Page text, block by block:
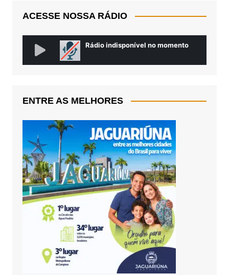
ACESSE NOSSA RÁDIO
ENTRE AS MELHORES